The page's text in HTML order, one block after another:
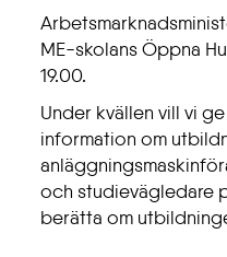
ME-skolans Öppna
19.00.
Under kvällen vill vi
information om
och studievägledare
berätta om